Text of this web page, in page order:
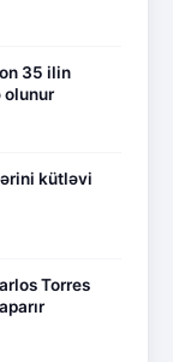
35 ilin
olunur
kütləvi
Torres